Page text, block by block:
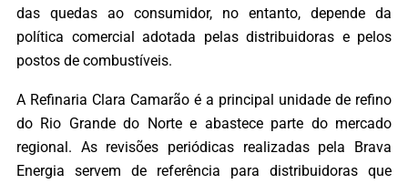
das quedas ao consumidor, no entanto, depende da
política comercial adotada pelas distribuidoras e pelos
postos de combustíveis.
A Refinaria Clara Camarão é a principal unidade de refino
do Rio Grande do Norte e abastece parte do mercado
regional. As revisões periódicas realizadas pela Brava
Energia servem de referência para distribuidoras que